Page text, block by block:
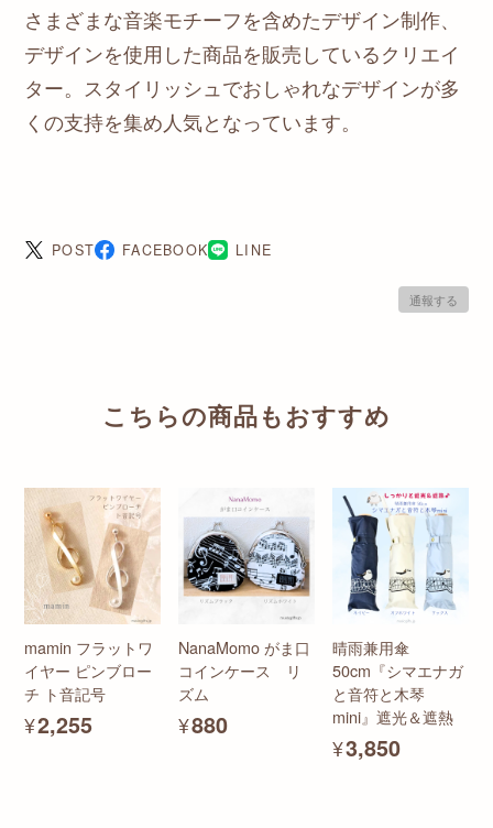
さまざまな音楽モチーフを含めたデザイン制作、
デザインを使用した商品を販売しているクリエイ
ター。スタイリッシュでおしゃれなデザインが多
くの支持を集め人気となっています。
POST FACEBOOK LINE
通報する
こちらの商品もおすすめ
mamin フラットワ
イヤー ピンブロー
チ ト音記号
¥2,255
NanaMomo がま口
コインケース リ
ズム
¥880
晴雨兼用傘
50cm『シマエナガ
と音符と木琴
mini』遮光＆遮熱
¥3,850